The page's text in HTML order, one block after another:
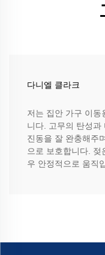
다니엘 클라크
저는 집안 가구 이동
니다. 고무의 탄성과
진동을 잘 완충해주
으로 보호합니다. 젖
우 안정적으로 움직